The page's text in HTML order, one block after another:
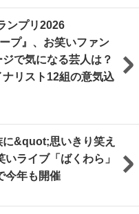
ンプリ2026
プ』、お笑いファン
で気になる芸人は？
リスト12組の意気込
&quot;思いきり笑え
ライブ「ばくわら」
今年も開催